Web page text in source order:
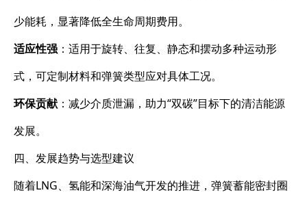
少能耗，显著降低全生命周期费用。
适应性强 ：适用于旋转、往复、静态和摆动多种运动形
式，可定制材料和弹簧类型应对具体工况。
环保贡献 ：减少介质泄漏，助力“双碳”目标下的清洁能源
发展。
四、发展趋势与选型建议
随着LNG、氢能和深海油气开发的推进，弹簧蓄能密封圈